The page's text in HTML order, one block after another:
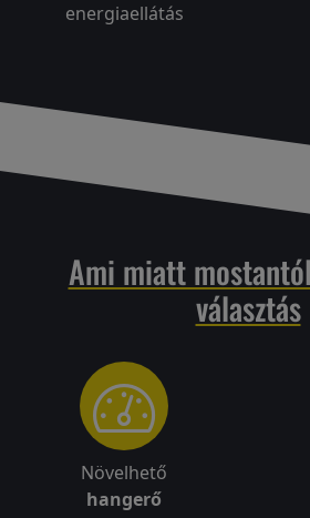
energiaellátás
Ami miatt
választás
Növelhető
hangerő